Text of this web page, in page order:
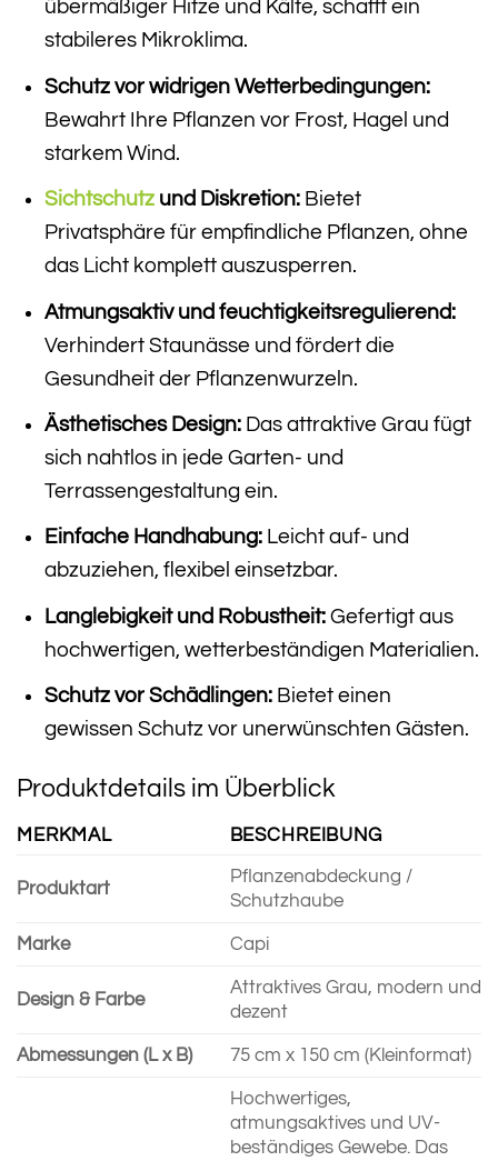
übermäßiger Hitze und Kälte, schafft ein
stabileres Mikroklima.
Schutz vor widrigen Wetterbedingungen:
Bewahrt Ihre Pflanzen vor Frost, Hagel und
starkem Wind.
Sichtschutzund Diskretion:Bietet
Privatsphäre für empfindliche Pflanzen, ohne
das Licht komplett auszusperren.
Atmungsaktiv und feuchtigkeitsregulierend:
Verhindert Staunässe und fördert die
Gesundheit der Pflanzenwurzeln.
Ästhetisches Design:Das attraktive Grau fügt
sich nahtlos in jede Garten- und
Terrassengestaltung ein.
Einfache Handhabung:Leicht auf- und
abzuziehen, flexibel einsetzbar.
Langlebigkeit und Robustheit:Gefertigt aus
hochwertigen, wetterbeständigen Materialien.
Schutz vor Schädlingen:Bietet einen
gewissen Schutz vor unerwünschten Gästen.
Produktdetails im Überblick
MERKMAL BESCHREIBUNG
Produktart
Pflanzenabdeckung /
Schutzhaube
Marke Capi
Design & Farbe
Attraktives Grau, modern und
dezent
Abmessungen (L x B) 75 cm x 150 cm (Kleinformat)
Hochwertiges,
atmungsaktives und UV-
beständiges Gewebe. Das